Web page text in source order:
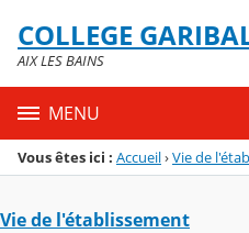
Menu de la rubrique
Contenu
COLLEGE
AIX LES BAINS
MENU
Vous êtes ici : Accueil›Vie de
Vie de l'établissement